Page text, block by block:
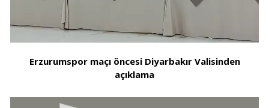
Erzurumspor maçı öncesi Diyarbakır Valisinden
açıklama